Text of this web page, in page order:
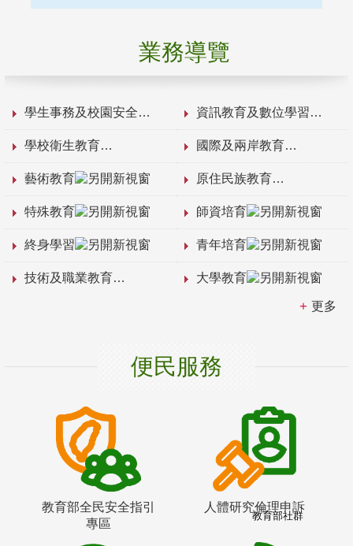
業務導覽
學生事務及校園安全 資訊教育及數位學習
學校衛生教育 國際及兩岸教育
藝術教育 原住民族教育
特殊教育 師資培育
終身學習 青年培育
技術及職業教育 大學教育
更多
便民服務
教育部全民安全指引
專區
人體研究倫理申訴
教育部社群